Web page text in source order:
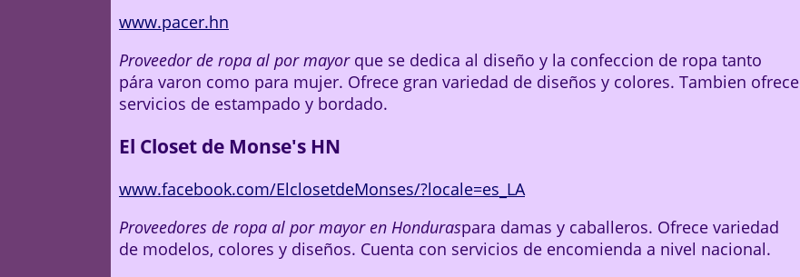
www.pacer.hn
Proveedor de ropa al por mayorque se dedica al diseño y la confeccion de ropa tanto
pára varon como para mujer. Ofrece gran variedad de diseños y colores. Tambien ofrece
servicios de estampado y bordado.
El Closet de Monse's HN
www.facebook.com/ElclosetdeMonses/?locale=es_LA
Proveedores de ropa al por mayor en Honduraspara damas y caballeros. Ofrece variedad
de modelos, colores y diseños. Cuenta con servicios de encomienda a nivel nacional.